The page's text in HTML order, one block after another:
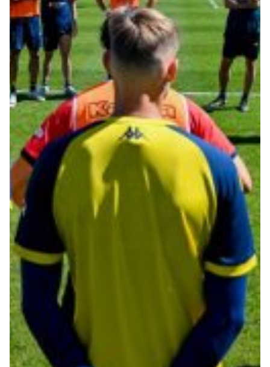
Robe di Kappa x Genoa
Vintage Collection
Red&Blue Voices
Kids
Accessori
Party
Outlet
Caffè Boasi x Genoa
Helan x Genoa
Isolani x Genoa
Gift Card Online Store